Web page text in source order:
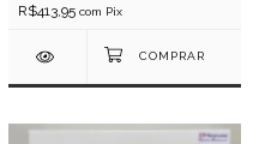
R$413,95 com Pix